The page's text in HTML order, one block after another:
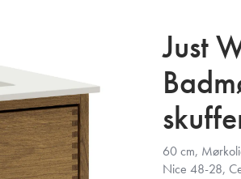
Just
60 cm,
Nice 48-28,